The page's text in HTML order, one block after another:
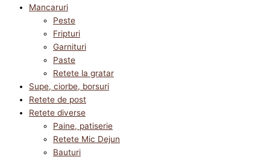
Mancaruri
Peste
Fripturi
Garnituri
Paste
Retete la gratar
Supe, ciorbe, borsuri
Retete de post
Retete diverse
Paine, patiserie
Retete Mic Dejun
Bauturi